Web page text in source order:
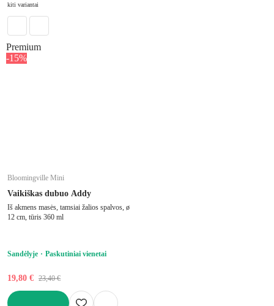
kiti variantai
Premium
-15%
Bloomingville Mini
Vaikiškas dubuo Addy
Iš akmens masės, tamsiai žalios spalvos, ø
12 cm, tūris 360 ml
Sandėlyje Paskutiniai vienetai
19,80 € 23,40 €